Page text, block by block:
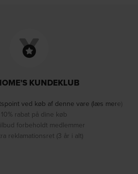
KUNDEKLUB
ved køb af denne vare (læs mere)
rabat på dine køb
forbeholdt medlemmer
reklamationsret (3 år i alt)